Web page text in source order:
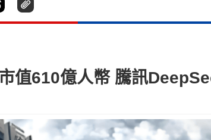
值610億人幣 騰訊